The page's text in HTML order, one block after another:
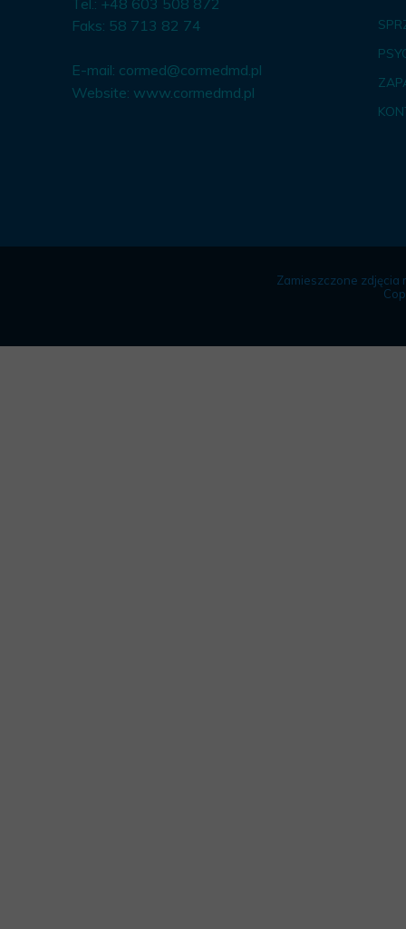
Tel.: +48 603 508 872
Faks: 58 713 82 74
E-mail: cormed@cormedmd.pl
Website: www.cormedmd.pl
Zamieszczone